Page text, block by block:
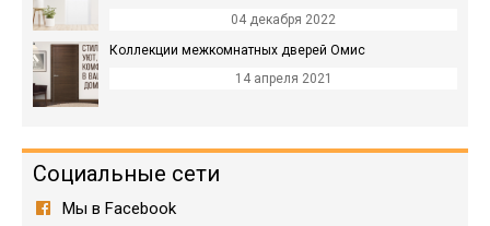
04 декабря 2022
Коллекции межкомнатных дверей Омис
14 апреля 2021
Социальные сети
Мы в Facebook